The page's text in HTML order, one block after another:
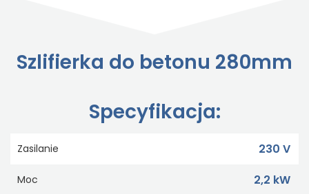
Szlifierka do betonu 280mm
Specyfikacja:
Zasilanie 230 V
Moc 2,2 kW